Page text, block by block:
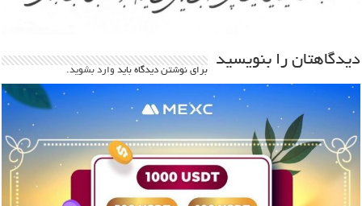
دیدگاهتان را بنویسید
برای نوشتن دیدگاه باید وارد بشوید.